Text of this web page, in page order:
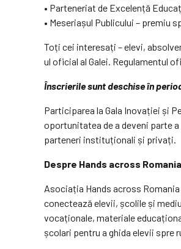
• Parteneriat de Excelență
• Meseriașul Publicului – premiu
Toți cei interesați – elevi,
ul oficial al Galei. Regulamentul
Înscrierile sunt deschise în
Participarea la Gala Inovației și
oportunitatea de a deveni parte
parteneri instituționali și privați.
Despre Hands across Romania
Asociația Hands across
conectează elevii, școlile și
vocaționale, materiale
școlari pentru a ghida elevii spre